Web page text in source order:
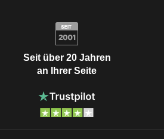
Seit über 20 Jahren
an Ihrer Seite